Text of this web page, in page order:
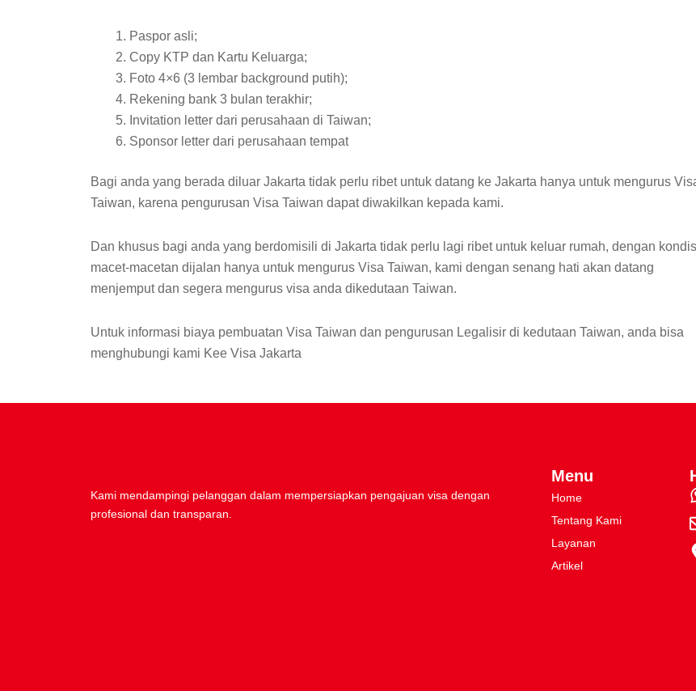
Paspor asli;
Copy KTP dan Kartu Keluarga;
Foto 4×6 (3 lembar background putih);
Rekening bank 3 bulan terakhir;
Invitation letter dari perusahaan di Taiwan;
Sponsor letter dari perusahaan tempat
Bagi anda yang berada diluar Jakarta tidak perlu ribet untuk datang ke Jakarta hanya untuk mengurus
Taiwan, karena pengurusan Visa Taiwan dapat diwakilkan kepada kami.
Dan khusus bagi anda yang berdomisili di Jakarta tidak perlu lagi ribet untuk keluar rumah, dengan
macet-macetan dijalan hanya untuk mengurus Visa Taiwan, kami dengan senang hati akan datang
menjemput dan segera mengurus visa anda dikedutaan Taiwan.
Untuk informasi biaya pembuatan Visa Taiwan dan pengurusan Legalisir di kedutaan Taiwan, anda bisa
menghubungi kami Kee Visa Jakarta
Kami mendampingi pelanggan dalam mempersiapkan pengajuan visa dengan
profesional dan transparan.
Menu
Home
Tentang Kami
Layanan
Artikel